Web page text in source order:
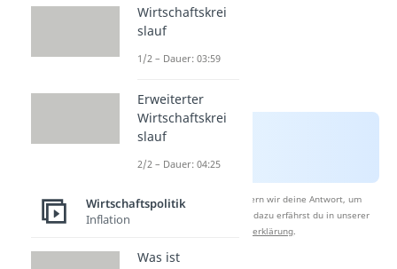
Nach Beantwortung speichern wir deine Antwort, um
Studyflix zu verbessern. Mehr dazu erfährst du in unserer
Datenschutzerklärung.
Wirtschaftskrei
slauf
1/2 – Dauer: 03:59
Erweiterter
Wirtschaftskrei
slauf
2/2 – Dauer: 04:25
Wirtschaftspolitik
Inflation
Was ist